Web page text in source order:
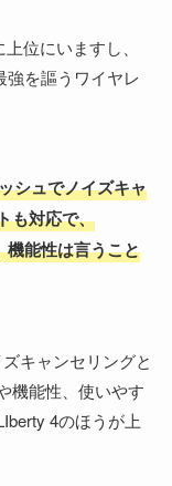
位にいますし、
強を謳うワイヤレ
シュでノイズキャ
も対応で、
能性は言うこと
キャンセリングと
機能性、使いやす
4のほうが上